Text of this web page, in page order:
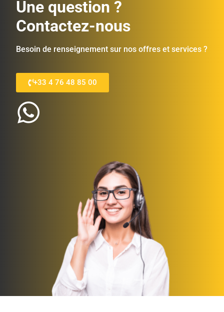
Une question ?
Contactez-nous
Besoin de renseignement sur nos offres et services ?
+33 4 76 48 85 00